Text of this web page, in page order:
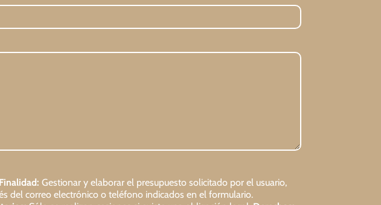
Finalidad: Gestionar y elaborar el presupuesto solicitado por el usuario,
del correo electrónico o teléfono indicados en el formulario.